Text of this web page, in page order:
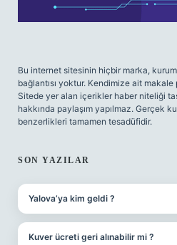
Bu internet sitesinin hiçbir marka,
bağlantısı yoktur. Kendimize ait makale
Sitede yer alan içerikler haber niteliği
hakkında paylaşım yapılmaz. Gerçek
benzerlikleri tamamen tesadüfidir.
SON YAZILAR
Yalova’ya kim geldi ?
Kuver ücreti geri alınabilir mi ?